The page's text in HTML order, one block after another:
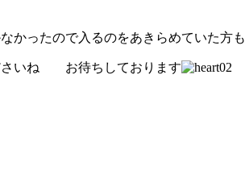
かったので入るのをあきらめていた方も
さいね お待ちしております